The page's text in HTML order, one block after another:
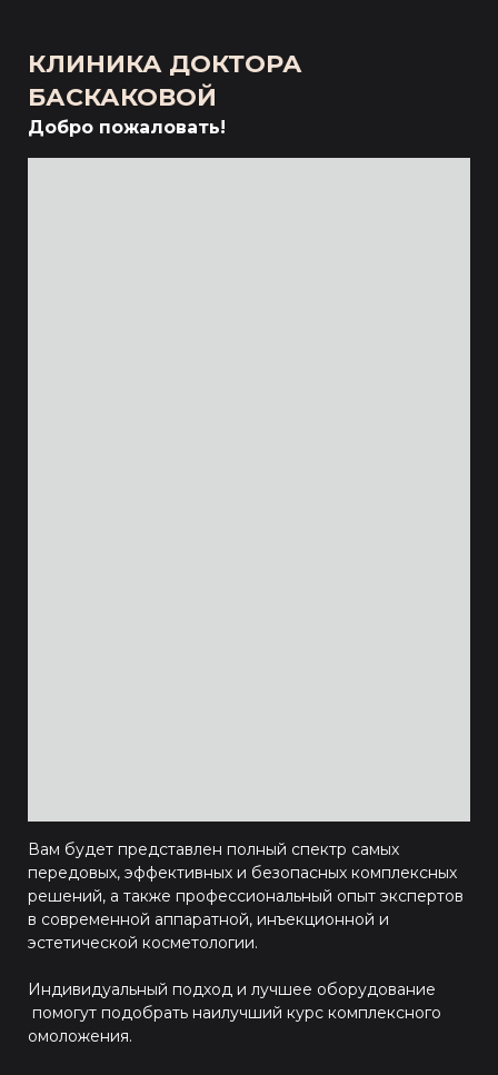
КЛИНИКА ДОКТОРА
БАСКАКОВОЙ
Добро пожаловать!
Вам будет представлен полный спектр самых
передовых, эффективных и безопасных комплексных
решений, а также профессиональный опыт экспертов
в современной аппаратной, инъекционной и
эстетической косметологии.
Индивидуальный подход и лучшее оборудование
помогут подобрать наилучший курс комплексного
омоложения.